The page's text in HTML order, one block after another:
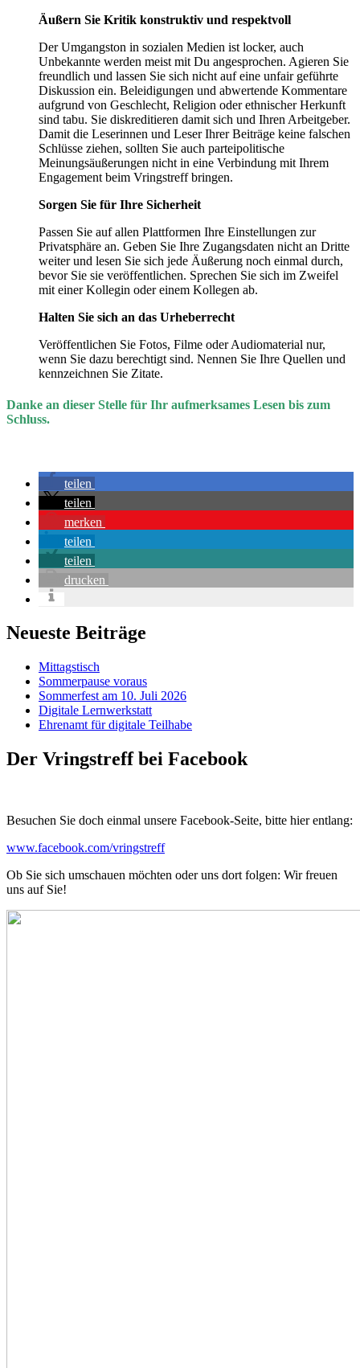
Äußern Sie Kritik konstruktiv und respektvoll
Der Umgangston in sozialen Medien ist locker, auch
Unbekannte werden meist mit Du angesprochen. Agieren Sie
freundlich und lassen Sie sich nicht auf eine unfair geführte
Diskussion ein. Beleidigungen und abwertende Kommentare
aufgrund von Geschlecht, Religion oder ethnischer Herkunft
sind tabu. Sie diskreditieren damit sich und Ihren Arbeitgeber.
Damit die Leserinnen und Leser Ihrer Beiträge keine falschen
Schlüsse ziehen, sollten Sie auch parteipolitische
Meinungsäußerungen nicht in eine Verbindung mit Ihrem
Engagement beim Vringstreff bringen.
Sorgen Sie für Ihre Sicherheit
Passen Sie auf allen Plattformen Ihre Einstellungen zur
Privatsphäre an. Geben Sie Ihre Zugangsdaten nicht an Dritte
weiter und lesen Sie sich jede Äußerung noch einmal durch,
bevor Sie sie veröffentlichen. Sprechen Sie sich im Zweifel
mit einer Kollegin oder einem Kollegen ab.
Halten Sie sich an das Urheberrecht
Veröffentlichen Sie Fotos, Filme oder Audiomaterial nur,
wenn Sie dazu berechtigt sind. Nennen Sie Ihre Quellen und
kennzeichnen Sie Zitate.
Danke an dieser Stelle für Ihr aufmerksames Lesen bis zum
Schluss.
teilen
teilen
merken
teilen
teilen
drucken
Neueste Beiträge
Mittagstisch
Sommerpause voraus
Sommerfest am 10. Juli 2026
Digitale Lernwerkstatt
Ehrenamt für digitale Teilhabe
Der Vringstreff bei Facebook
Besuchen Sie doch einmal unsere Facebook-Seite, bitte hier entlang:
www.facebook.com/vringstreff
Ob Sie sich umschauen möchten oder uns dort folgen: Wir freuen
uns auf Sie!